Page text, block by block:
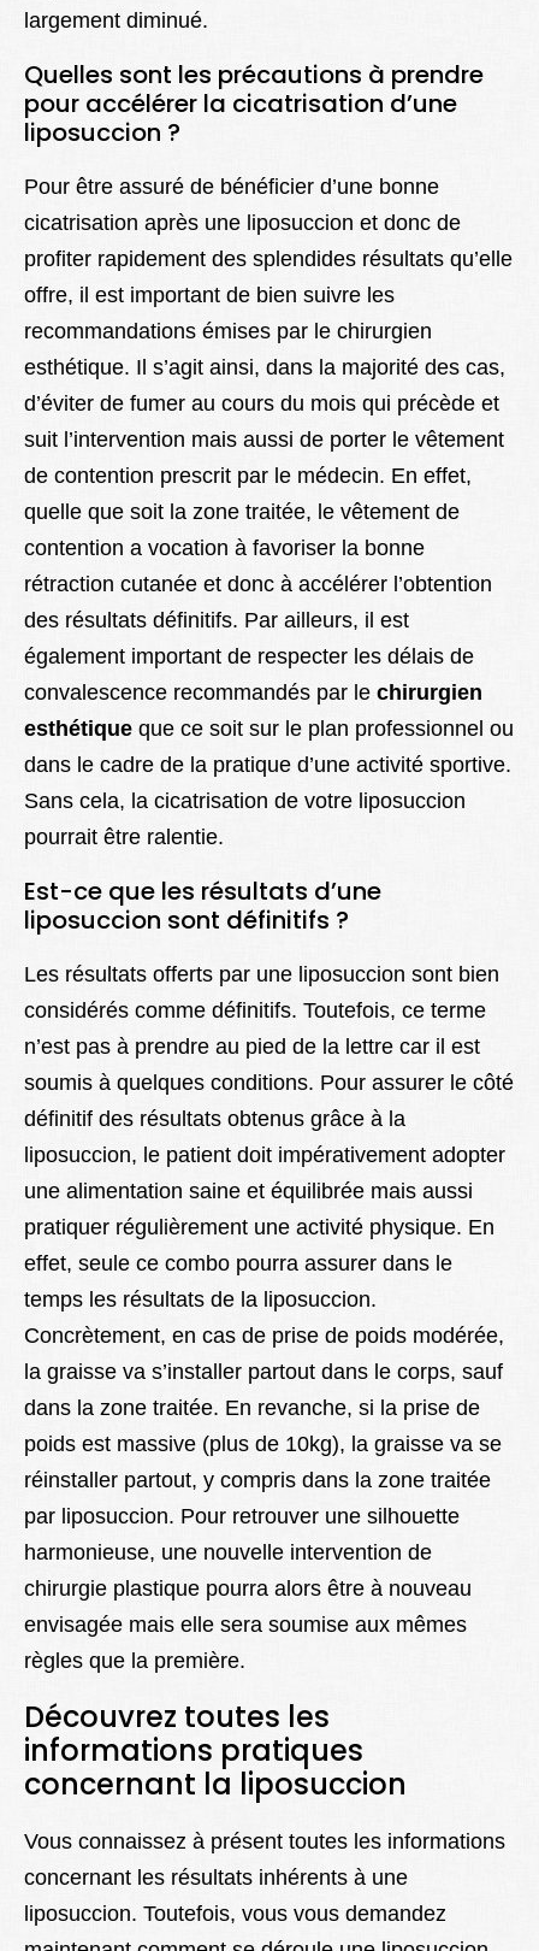
largement diminué.
Quelles sont les précautions à prendre
pour accélérer la cicatrisation d’une
liposuccion ?
Pour être assuré de bénéficier d’une bonne
cicatrisation après une liposuccion et donc de
profiter rapidement des splendides résultats qu’elle
offre, il est important de bien suivre les
recommandations émises par le chirurgien
esthétique. Il s’agit ainsi, dans la majorité des cas,
d’éviter de fumer au cours du mois qui précède et
suit l’intervention mais aussi de porter le vêtement
de contention prescrit par le médecin. En effet,
quelle que soit la zone traitée, le vêtement de
contention a vocation à favoriser la bonne
rétraction cutanée et donc à accélérer l’obtention
des résultats définitifs. Par ailleurs, il est
également important de respecter les délais de
convalescence recommandés par le chirurgien
esthétique que ce soit sur le plan professionnel ou
dans le cadre de la pratique d’une activité sportive.
Sans cela, la cicatrisation de votre liposuccion
pourrait être ralentie.
Est-ce que les résultats d’une
liposuccion sont définitifs ?
Les résultats offerts par une liposuccion sont bien
considérés comme définitifs. Toutefois, ce terme
n’est pas à prendre au pied de la lettre car il est
soumis à quelques conditions. Pour assurer le côté
définitif des résultats obtenus grâce à la
liposuccion, le patient doit impérativement adopter
une alimentation saine et équilibrée mais aussi
pratiquer régulièrement une activité physique. En
effet, seule ce combo pourra assurer dans le
temps les résultats de la liposuccion.
Concrètement, en cas de prise de poids modérée,
la graisse va s’installer partout dans le corps, sauf
dans la zone traitée. En revanche, si la prise de
poids est massive (plus de 10kg), la graisse va se
réinstaller partout, y compris dans la zone traitée
par liposuccion. Pour retrouver une silhouette
harmonieuse, une nouvelle intervention de
chirurgie plastique pourra alors être à nouveau
envisagée mais elle sera soumise aux mêmes
règles que la première.
Découvrez toutes les
informations pratiques
concernant la liposuccion
Vous connaissez à présent toutes les informations
concernant les résultats inhérents à une
liposuccion. Toutefois, vous vous demandez